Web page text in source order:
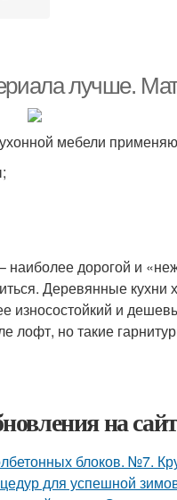
лучше.
мебели
дорогой и
Деревянные кухни
износостойкий и
лофт, но такие
на
блоков. №7.
для успешной